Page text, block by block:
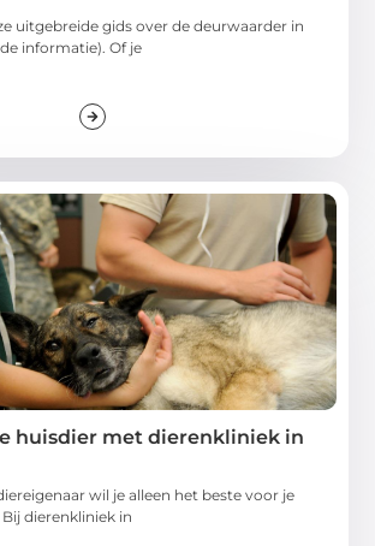
uitgebreide gids over de deurwaarder in
informatie). Of je
huisdier met dierenkliniek in
wil je alleen het beste voor je
dierenkliniek in